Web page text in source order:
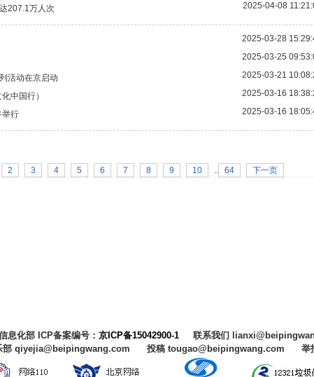
2025-04-08
207.1万人次
2025-03-28
2025-03-25
2025-03-21
活动在京启动
2025-03-16
中国行）
2025-03-16
举行
2 3 4 5 6 7 8 9 10 .. 64 下一页
息化部 ICP备案编号： 京ICP备15042900-1联系我们
部 qiyejia@beipingwang.com 投稿 tougao@beipingwang.com